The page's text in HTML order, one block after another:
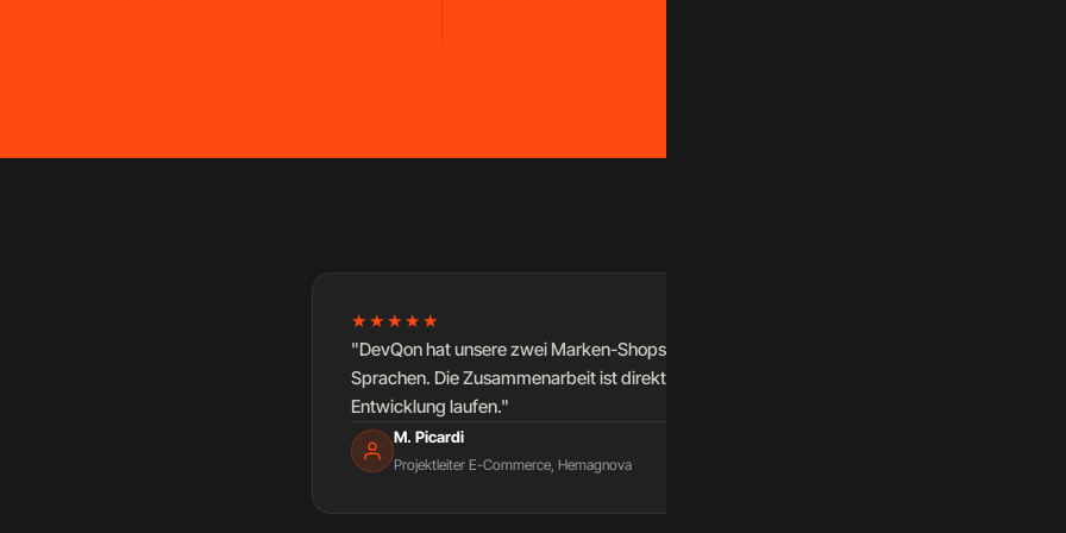
★★★★★
"DevQon hat unsere zwei Marken-Shops auf einer Plattform vereint — technisch sauber,
Sprachen. Die Zusammenarbeit ist direkt, unkompliziert und auf den Punkt. Genau so muss
Entwicklung laufen."
M. Picardi
Projektleiter E-Commerce, Hemagnova